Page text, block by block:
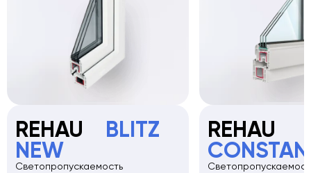
REHAU BLITZ
NEW
Светопропускаемость
REHAU